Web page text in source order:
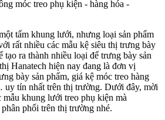
tấm khung lưới, nhưng loại sản phẩm
rất nhiều các mẫu kệ siêu thị trưng bày
tạo ra thành nhiều loại để trưng bày sản
Hanatech hiện nay đang là đơn vị
bày sản phẩm, giá kệ móc treo hàng
tín nhất trên thị trường. Dưới đây, mời
mẫu khung lưới treo phụ kiện mà
phối trên thị trường nhé.